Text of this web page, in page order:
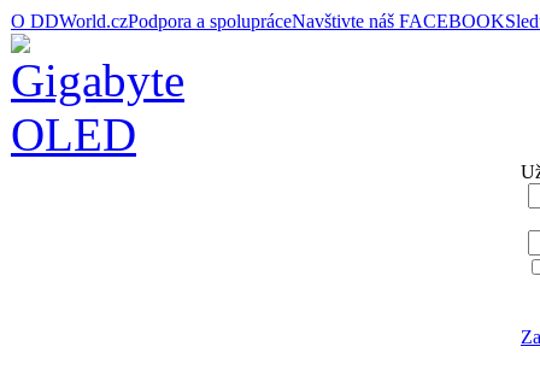
O DDWorld.czPodpora a spolupráceNavštivte náš FACEBOOK